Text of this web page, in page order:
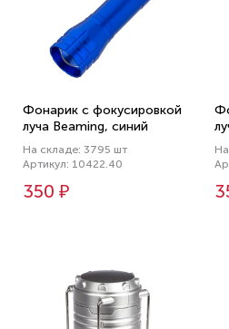
Фонарик с фокусировкой
луча Beaming, синий
На складе: 3795 шт
Артикул: 10422.40
350 ₽